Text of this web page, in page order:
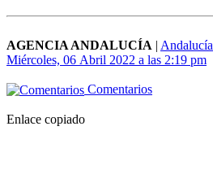
AGENCIA ANDALUCÍA | Andalucía
Miércoles, 06 Abril 2022 a las 2:19 pm
Comentarios
Enlace copiado